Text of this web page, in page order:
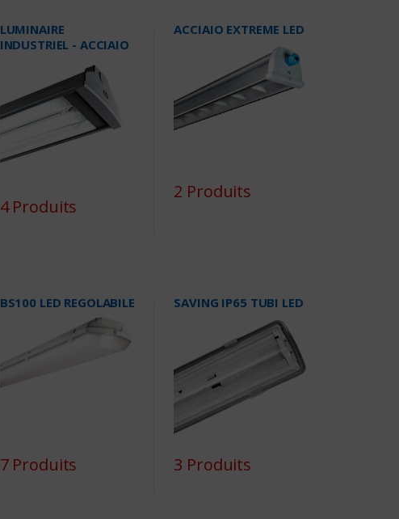
LUMINAIRE
INDUSTRIEL - ACCIAIO
4 Produits
ACCIAIO EXTREME LED
2 Produits
BS100 LED REGOLABILE
7 Produits
SAVING IP65 TUBI LED
3 Produits